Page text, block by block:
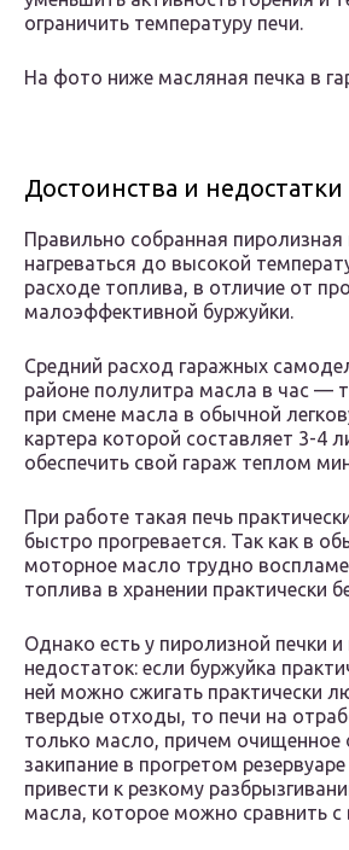
ограничить температуру печи.
На фото ниже масляная печка в
Достоинства и недостатки
Правильно собранная пиролизная
нагреваться до высокой
расходе топлива, в отличие от
малоэффективной буржуйки.
Средний расход гаражных
районе полулитра масла в час —
при смене масла в обычной
картера которой составляет 3-4
обеспечить свой гараж теплом
При работе такая печь
быстро прогревается. Так как в
моторное масло трудно
топлива в хранении практически
Однако есть у пиролизной печки
недостаток: если буржуйка
ней можно сжигать практически
твердые отходы, то печи на
только масло, причем очищенное
закипание в прогретом
привести к резкому
масла, которое можно сравнить